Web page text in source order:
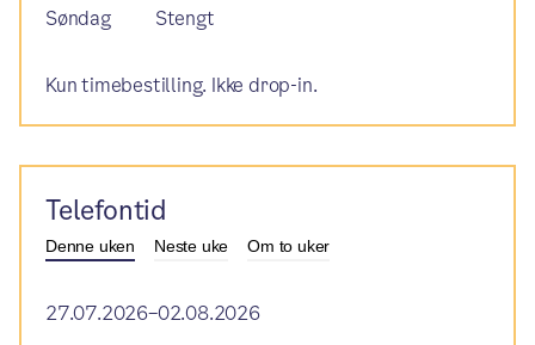
Søndag
Stengt
Kun timebestilling. Ikke drop-in.
Telefontid
Denne uken Neste uke Om to uker
27.07.2026–02.08.2026